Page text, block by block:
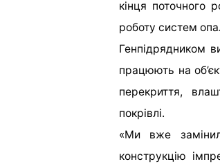
кінця поточного
роботу систем
Генпідрядником
працюють на
перекриття,
покрівлі.
«Ми вже
конструкцію